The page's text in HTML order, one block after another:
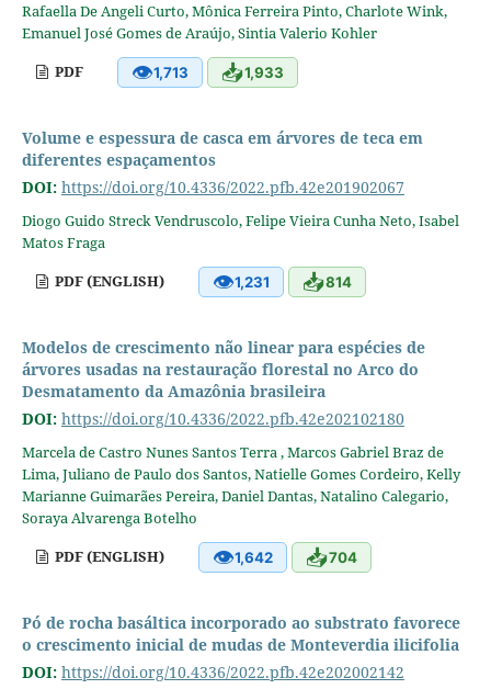
Rafaella De Angeli Curto, Mônica Ferreira Pinto, Charlote Wink,
Emanuel José Gomes de Araújo, Sintia Valerio Kohler
PDF
👁1,713 📥1,933
Volume e espessura de casca em árvores de teca em
diferentes espaçamentos
DOI: https://doi.org/10.4336/2022.pfb.42e201902067
Diogo Guido Streck Vendruscolo, Felipe Vieira Cunha Neto, Isabel
Matos Fraga
PDF (ENGLISH)
👁1,231 📥814
Modelos de crescimento não linear para espécies de
árvores usadas na restauração florestal no Arco do
Desmatamento da Amazônia brasileira
DOI: https://doi.org/10.4336/2022.pfb.42e202102180
Marcela de Castro Nunes Santos Terra , Marcos Gabriel Braz de
Lima, Juliano de Paulo dos Santos, Natielle Gomes Cordeiro, Kelly
Marianne Guimarães Pereira, Daniel Dantas, Natalino Calegario,
Soraya Alvarenga Botelho
PDF (ENGLISH)
👁1,642 📥704
Pó de rocha basáltica incorporado ao substrato favorece
o crescimento inicial de mudas de Monteverdia ilicifolia
DOI: https://doi.org/10.4336/2022.pfb.42e202002142